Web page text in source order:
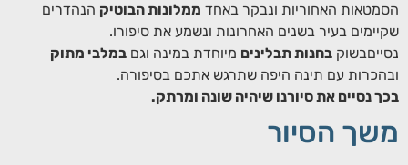
הסמטאות האחוריות ונבקר באחד ממלונות הבוטיק הנהדרים
שקיימים בעיר בשנים האחרונות ונשמע את סיפורו.
נסייםבשוק בחנות תבלינים מיוחדת במינה וגם במלבי מתוק
ובהכרות עם תינה היפה שתרגש אתכם בסיפורה.
בכך נסיים את סיורנו שיהיה שונה ומרתק.
משך הסיור